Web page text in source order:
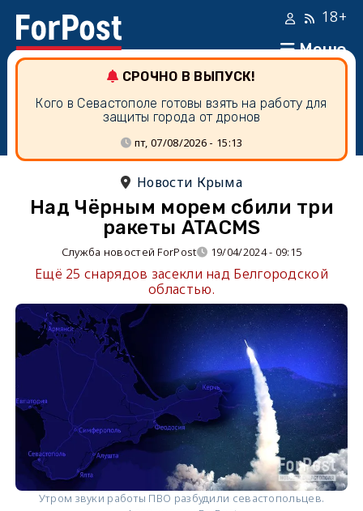
Меню
18+
СРОЧНО В ВЫПУСК!
Кого в Севастополе готовы взять на работу для
защиты города от дронов
пт, 07/08/2026 - 15:13
Новости Крыма
Над Чёрным морем сбили три
ракеты ATACMS
Служба новостей ForPost 19/04/2024 - 09:15
Ещё 25 снарядов засекли над Белгородской
областью.
Утром звуки работы ПВО разбудили севастопольцев.